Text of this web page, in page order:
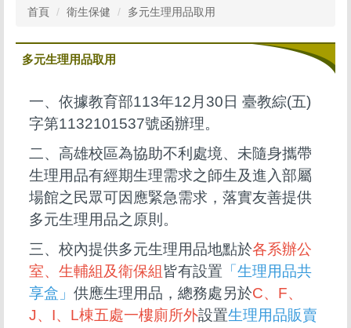
首頁 衛生保健 多元生理用品取用
多元生理用品取用
一、依據教育部113年12月30日 臺教綜(五)
字第1132101537號函辦理。
二、高雄校區為協助不利處境、未隨身攜帶
生理用品有經期生理需求之師生及進入部屬
場館之民眾可因應緊急需求，落實友善提供
多元生理用品之原則。
三、校內提供多元生理用品地點於各系辦公
室、生輔組及衛保組 皆有設置 「生理用品共
享盒」 供應生理用品，總務處另於C、 F、
J、 I、 L棟五處一樓廁所外設置生理用品販賣